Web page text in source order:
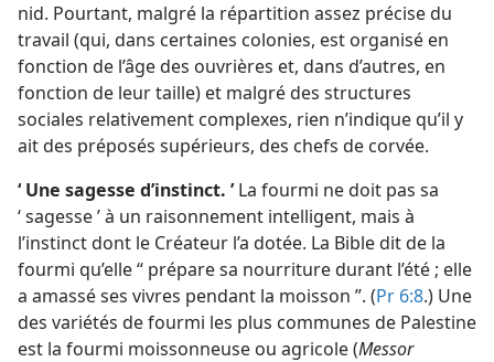
nid. Pourtant, malgré la répartition assez précise du
travail (qui, dans certaines colonies, est organisé en
fonction de l’âge des ouvrières et, dans d’autres, en
fonction de leur taille) et malgré des structures
sociales relativement complexes, rien n’indique qu’il y
ait des préposés supérieurs, des chefs de corvée.
‘ Une sagesse d’instinct. ’La fourmi ne doit pas sa
‘ sagesse ’ à un raisonnement intelligent, mais à
l’instinct dont le Créateur l’a dotée. La Bible dit de la
fourmi qu’elle “ prépare sa nourriture durant l’été ; elle
a amassé ses vivres pendant la moisson ”. (Pr 6:8.) Une
des variétés de fourmi les plus communes de Palestine
est la fourmi moissonneuse ou agricole (Messor